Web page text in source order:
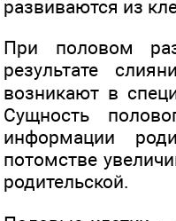
развиваются из
При половом
результате
возникают в
Сущность
информации
потомстве
родительской.